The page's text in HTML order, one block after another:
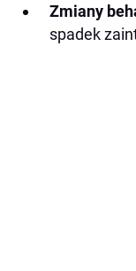
Zmiany
spadek